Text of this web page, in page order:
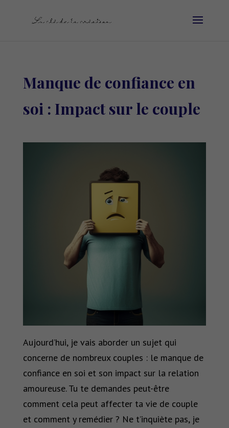
Manque de confiance en
soi : Impact sur le couple
Aujourd’hui, je vais aborder un sujet qui
concerne de nombreux couples : le manque de
confiance en soi et son impact sur la relation
amoureuse. Tu te demandes peut-être
comment cela peut affecter ta vie de couple
et comment y remédier ? Ne t’inquiète pas, je